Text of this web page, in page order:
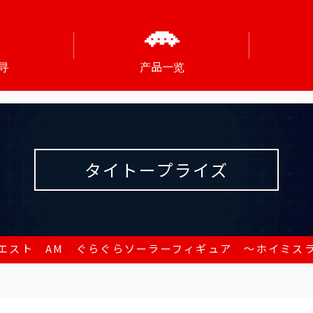
产品一览
タイトープライズ
スト AM ぐらぐらソーラーフィギュア ～ホイミス